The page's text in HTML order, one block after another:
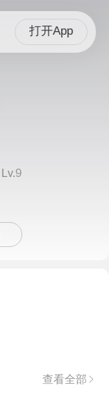
打开App
Lv.9
查看全部